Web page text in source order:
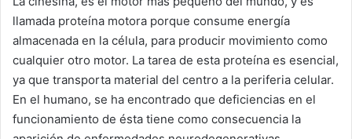
llamada proteína motora porque consume energía
almacenada en la célula, para producir movimiento como
cualquier otro motor. La tarea de esta proteína es esencial,
ya que transporta material del centro a la periferia celular.
En el humano, se ha encontrado que deficiencias en el
funcionamiento de ésta tiene como consecuencia la